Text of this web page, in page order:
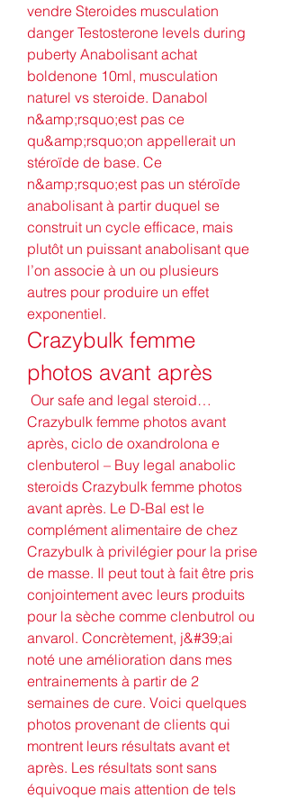
vendre Steroides musculation
danger Testosterone levels during
puberty Anabolisant achat
boldenone 10ml, musculation
naturel vs steroide. Danabol
n&amp;rsquo;est pas ce
qu&amp;rsquo;on appellerait un
stéroïde de base. Ce
n&amp;rsquo;est pas un stéroïde
anabolisant à partir duquel se
construit un cycle efficace, mais
plutôt un puissant anabolisant que
l’on associe à un ou plusieurs
autres pour produire un effet
exponentiel.
Crazybulk femme
photos avant après
Crazybulk femme photos avant
après, ciclo de oxandrolona e
clenbuterol – Buy legal anabolic
steroids Crazybulk femme photos
avant après. Le D-Bal est le
complément alimentaire de chez
Crazybulk à privilégier pour la prise
de masse. Il peut tout à fait être pris
conjointement avec leurs produits
pour la sèche comme clenbutrol ou
anvarol. Concrètement, j&#39;ai
noté une amélioration dans mes
entrainements à partir de 2
semaines de cure. Voici quelques
photos provenant de clients qui
montrent leurs résultats avant et
après. Les résultats sont sans
équivoque mais attention de tels